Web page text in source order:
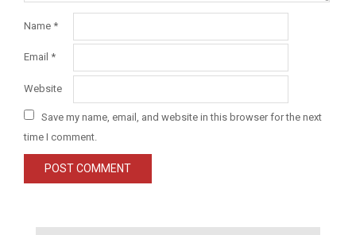
Name *
Email *
Website
Save my name, email, and website in this browser for the next
time I comment.